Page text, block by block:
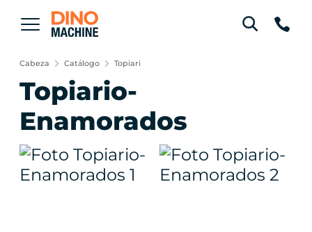
Cabeza Catálogo Topiari
Topiario-
Enamorados